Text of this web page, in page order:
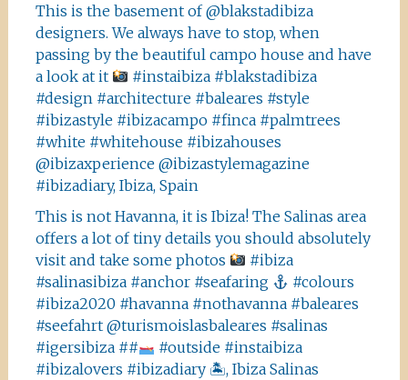
This is the basement of @blakstadibiza
designers. We always have to stop, when
passing by the beautiful campo house and have
a look at it
#instaibiza #blakstadibiza
#design #architecture #baleares #style
#ibizastyle #ibizacampo #finca #palmtrees
#white #whitehouse #ibizahouses
@ibizaxperience @ibizastylemagazine
#ibizadiary, Ibiza, Spain
This is not Havanna, it is Ibiza! The Salinas area
offers a lot of tiny details you should absolutely
visit and take some photos
#ibiza
#salinasibiza #anchor #seafaring
#colours
#ibiza2020 #havanna #nothavanna #baleares
#seefahrt @turismoislasbaleares #salinas
#igersibiza ##
#outside #instaibiza
#ibizalovers #ibizadiary 🏝, Ibiza Salinas